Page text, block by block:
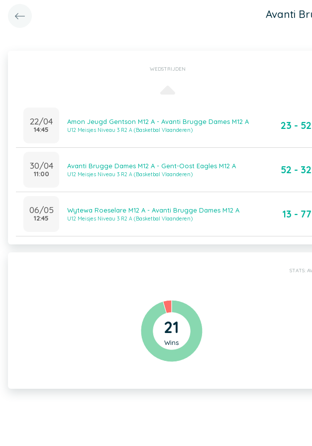
Avanti
WEDSTRIJDEN
22/04
14:45
Amon Jeugd Gentson M12 A - Avanti Brugge Dames M12 A
U12 Meisjes Niveau 3 R2 A (Basketbal Vlaanderen) 23 - 52
30/04
11:00
Avanti Brugge Dames M12 A - Gent-Oost Eagles M12 A
U12 Meisjes Niveau 3 R2 A (Basketbal Vlaanderen) 52 - 32
06/05
12:45
Wytewa Roeselare M12 A - Avanti Brugge Dames M12 A
U12 Meisjes Niveau 3 R2 A (Basketbal Vlaanderen) 13 - 77
STATS:
21
Wins